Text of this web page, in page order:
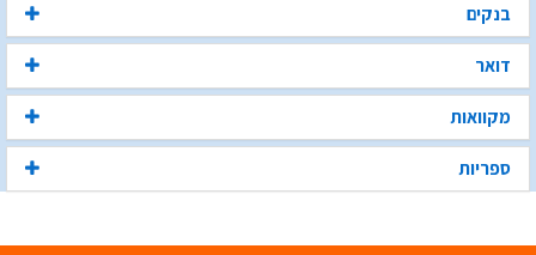
בנקים
דואר
מקוואות
ספריות